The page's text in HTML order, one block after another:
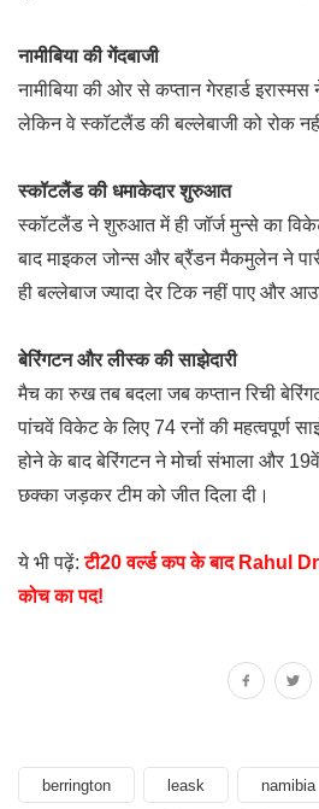
नामीबिया की गेंदबाजी
नामीबिया की ओर से कप्तान गेरहार्ड
लेकिन वे स्कॉटलैंड की बल्लेबाजी को रोक
स्कॉटलैंड की धमाकेदार शुरुआत
स्कॉटलैंड ने शुरुआत में ही जॉर्ज मुन्से का
बाद माइकल जोन्स और ब्रैंडन मैकमुलेन ने
ही बल्लेबाज ज्यादा देर टिक नहीं पाए और
बेरिंगटन और लीस्क की साझेदारी
मैच का रुख तब बदला जब कप्तान रिची
पांचवें विकेट के लिए 74 रनों की महत्वपूर्ण
होने के बाद बेरिंगटन ने मोर्चा संभाला और
छक्का जड़कर टीम को जीत दिला दी।
ये भी पढ़ें:टी20 वर्ल्ड कप के बाद Rahul
कोच का पद!
berrington leask namibia